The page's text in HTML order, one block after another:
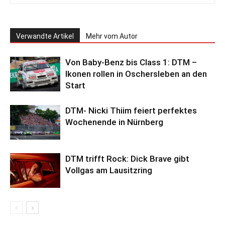
Verwandte Artikel Mehr vom Autor
Von Baby-Benz bis Class 1: DTM –
Ikonen rollen in Oschersleben an den
Start
DTM- Nicki Thiim feiert perfektes
Wochenende in Nürnberg
DTM trifft Rock: Dick Brave gibt
Vollgas am Lausitzring